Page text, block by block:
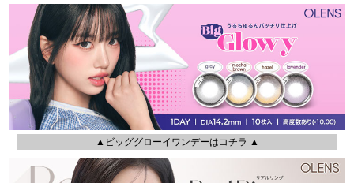
▲ビッググローイワンデーはコチラ ▲